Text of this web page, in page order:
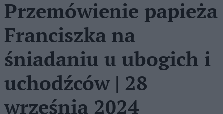
Przemówienie papieża
Franciszka na
śniadaniu u ubogich i
uchodźców | 28
września 2024